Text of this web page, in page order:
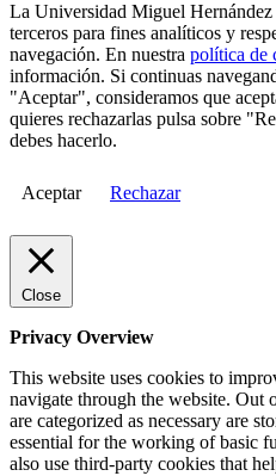
La Universidad Miguel
terceros para fines analíticos y
navegación. En nuestra política de
información. Si continuas
"Aceptar", consideramos que
quieres rechazarlas pulsa sobre
debes hacerlo.
Aceptar Rechazar
Close
Privacy Overview
This website uses cookies to
navigate through the website. Out
are categorized as necessary are
essential for the working of basic
also use third-party cookies that